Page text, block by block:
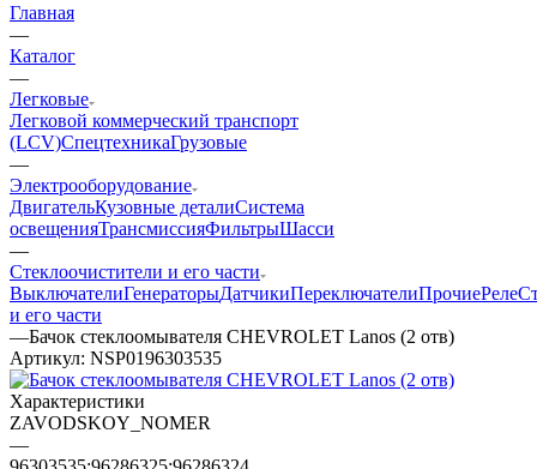
Главная
—
Каталог
—
Легковые
Легковой коммерческий транспорт
(LCV)СпецтехникаГрузовые
—
Электрооборудование
ДвигательКузовные деталиСистема
освещенияТрансмиссияФильтрыШасси
—
Стеклоочистители и его части
ВыключателиГенераторыДатчикиПереключателиПрочиеРеле
и его части
—Бачок стеклоомывателя CHEVROLET Lanos (2 отв)
Артикул: NSP0196303535
Характеристики
ZAVODSKOY_NOMER
—